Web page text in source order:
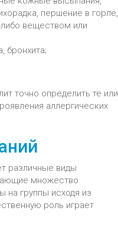
першение в горле,
веществом или
бронхита;
точно определить те или
аллергических
различные виды
множество
на группы исходя из
роль играет